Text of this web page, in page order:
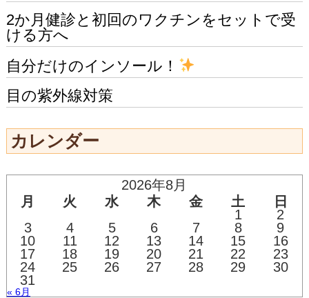
2か月健診と初回のワクチンをセットで受
ける方へ
自分だけのインソール！
目の紫外線対策
カレンダー
2026年8月
月
火 水 木 金 土
日
1
2
3
4 5 6 7 8
9
10
11 12 13 14 15
16
17
18 19 20 21 22
23
24
25 26 27 28 29
30
31
« 6月